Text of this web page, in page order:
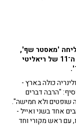
'מאסטר שף',
שוחח עם איריס קול ב־103fm וסיפר על העונה ה־11 של ריאליטי
כולה בארץ -
"הרבה דברים
שופטים ולא חמישה".
אחד בשני ואייל -
עם ראש מקורי וחד